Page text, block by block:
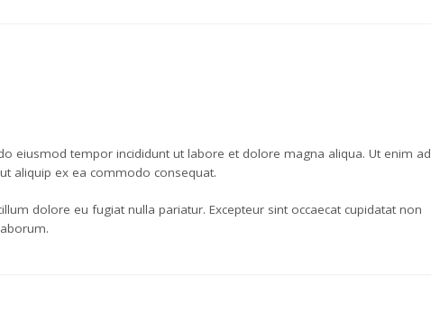
eiusmod tempor incididunt ut labore et dolore magna aliqua. Ut enim ad
aliquip ex ea commodo consequat.
dolore eu fugiat nulla pariatur. Excepteur sint occaecat cupidatat non